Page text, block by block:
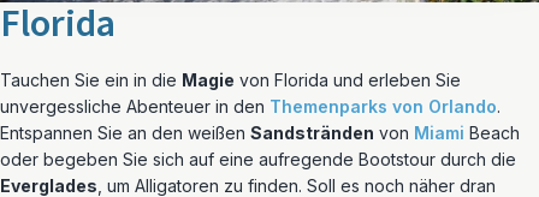
Florida
Tauchen Sie ein in die Magie von Florida und erleben Sie
unvergessliche Abenteuer in den Themenparks von Orlando.
Entspannen Sie an den weißen Sandstränden von Miami Beach
oder begeben Sie sich auf eine aufregende Bootstour durch die
Everglades , um Alligatoren zu finden. Soll es noch näher dran